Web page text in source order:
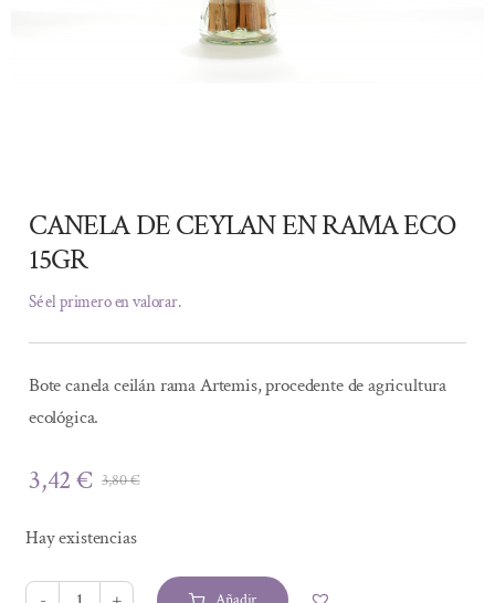
CANELA DE CEYLAN EN RAMA ECO
15GR
Sé el primero en valorar.
Bote canela ceilán rama Artemis, procedente de agricultura
ecológica.
3,80€El
era:
3,42€
El
es:
Hay existencias